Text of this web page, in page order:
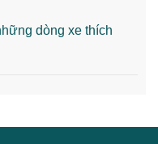
dòng xe thích